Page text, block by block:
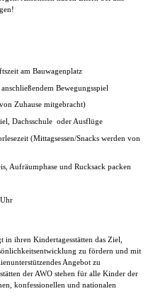
am Bauwagenplatz
Bewegungsspiel
Zuhause mitgebracht)
Dachsschule oder Ausflüge
(Mittagsessen/Snacks werden von
Aufräumphase und Rucksack packen
ihren Kindertagesstätten das Ziel,
zu fördern und mit
Angebot zu
der AWO stehen für alle Kinder der
konfessionellen und nationalen